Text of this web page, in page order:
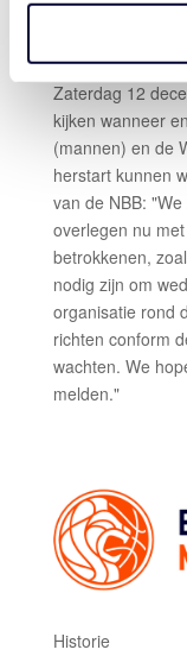
DBL EN WBL
Zaterdag 12
kijken wanneer
(mannen) en de
herstart kunnen
van de NBB:
overlegen nu
betrokkenen,
nodig zijn om
organisatie rond
richten conform
wachten. We
melden."
Historie